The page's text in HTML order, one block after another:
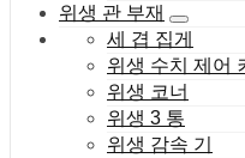
위생 관 부재
세 겹 집게
위생 수치 제어
위생 코너
위생 3 통
위생 감속 기